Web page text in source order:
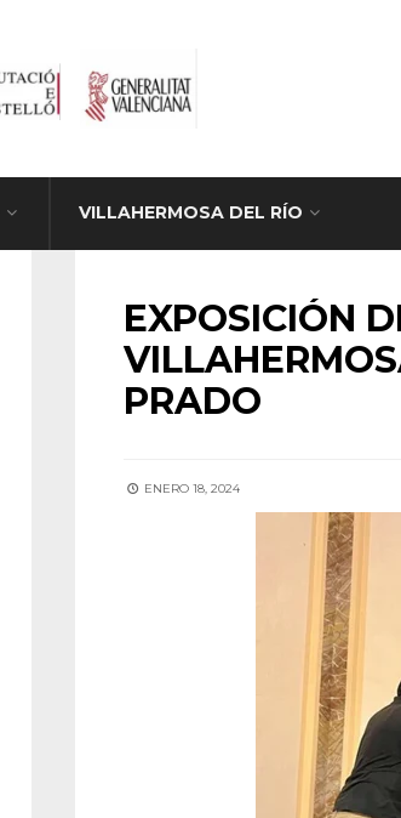
VILLAHERMOSA DEL RÍO
EXPOSICIÓN
PRADO
ENERO 18, 2024